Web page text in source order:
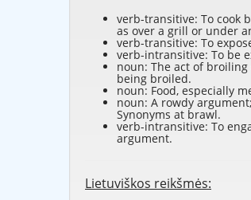
verb-transitive: To cook
as over a grill or under
verb-transitive: To
verb-intransitive: To be
noun: The act of
being broiled.
noun: Food, especially
noun: A rowdy
Synonyms at brawl.
verb-intransitive: To
argument.
Lietuviškos reikšmės: